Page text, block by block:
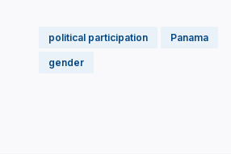
political participation Panama
gender